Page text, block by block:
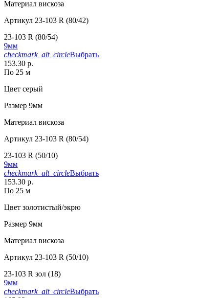
Материал вискоза
Артикул 23-103 R (80/42)
23-103 R (80/54)
9мм
checkmark_alt_circleВыбрать
153.30 р.
По 25 м
Цвет серый
Размер 9мм
Материал вискоза
Артикул 23-103 R (80/54)
23-103 R (50/10)
9мм
checkmark_alt_circleВыбрать
153.30 р.
По 25 м
Цвет золотистый/экрю
Размер 9мм
Материал вискоза
Артикул 23-103 R (50/10)
23-103 R зол (18)
9мм
checkmark_alt_circleВыбрать